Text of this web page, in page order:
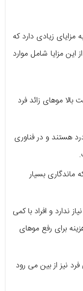
زیادی دارد که
این مزایا شامل موارد
بالا موهای زائد فرد
هستند و در فناوری
ماندگاری بسیار
ندارد و افراد با کمی
برای رفع موهای
نیز از بین می رود